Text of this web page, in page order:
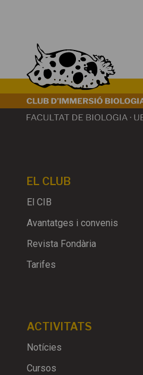
EL CLUB
El CIB
Avantatges i convenis
Revista Fondària
Tarifes
ACTIVITATS
Notícies
Cursos